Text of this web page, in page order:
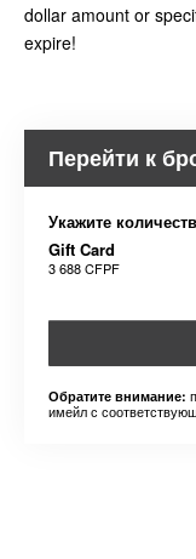
dollar amount or
expire!
Перейти к
Укажите
Gift Card
3 688 CFPF
Обратите внимание:
имейл с